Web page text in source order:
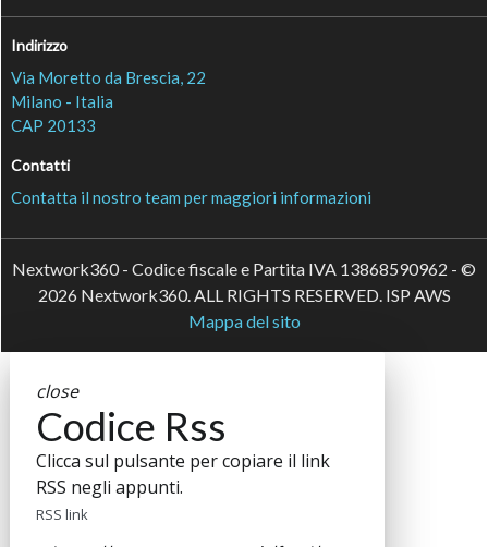
Indirizzo
Via Moretto da Brescia, 22
Milano - Italia
CAP 20133
Contatti
Contatta il nostro team per maggiori informazioni
Nextwork360 - Codice fiscale e Partita IVA 13868590962 - ©
2026 Nextwork360. ALL RIGHTS RESERVED. ISP AWS
Mappa del sito
close
Codice Rss
Clicca sul pulsante per copiare il link
RSS negli appunti.
RSS link